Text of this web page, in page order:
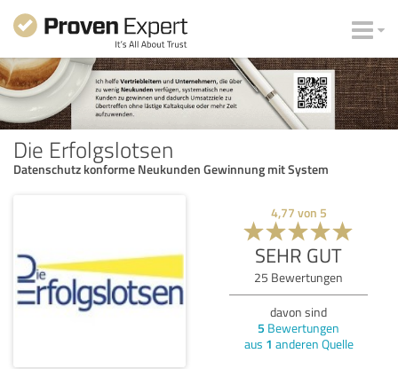
Die Erfolgslotsen
Datenschutz konforme Neukunden Gewinnung mit System
4,77 von 5
SEHR GUT
25 Bewertungen
davon sind
5 Bewertungen
aus 1 anderen Quelle